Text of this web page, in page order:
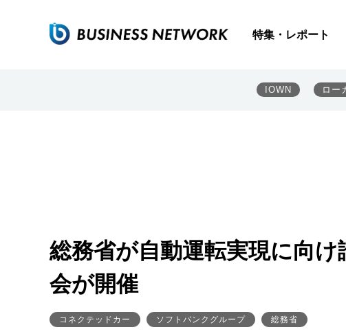
特集・レポート
IOWN ロー
総務省が自動運転実現に向
会が開催
コネクテッドカー ソフトバンクグループ 総務省